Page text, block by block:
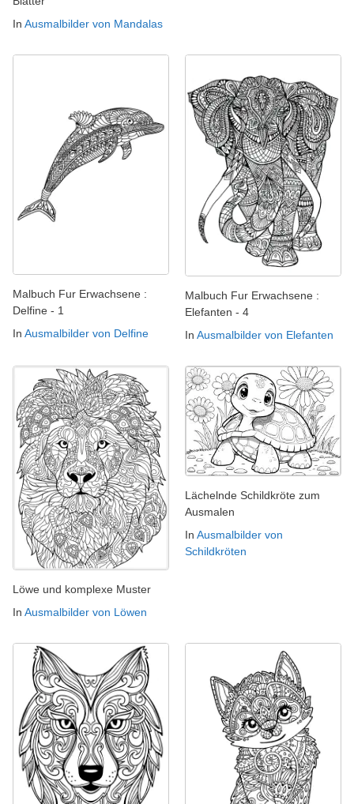
In Ausmalbilder von Mandalas
Malbuch Fur Erwachsene :
Delfine - 1
In Ausmalbilder von Delfine
Malbuch Fur Erwachsene :
Elefanten - 4
In Ausmalbilder von Elefanten
Löwe und komplexe Muster
In Ausmalbilder von Löwen
Lächelnde Schildkröte zum
Ausmalen
In Ausmalbilder von
Schildkröten